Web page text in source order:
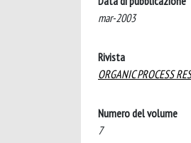
mar-2003
Rivista
ORGANIC PROCESS
Numero del volume
7